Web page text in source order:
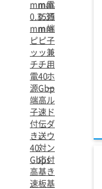
mm、
0.35
mm
ピ
ッ
チ、
電
源
端
子
付
き、
40
Gbps
高
速
mm、
0.35
mm
ピ
ッ
チ、
40
Gbps
高
速
伝
送
対
応
基
板
電
源
端
子
兼
用
ホ
ー
ル
ド
ダ
ウ
ン
付
き
基